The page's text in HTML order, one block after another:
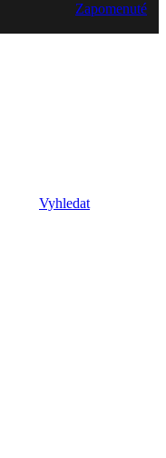
Zapomenuté
Vyhledat